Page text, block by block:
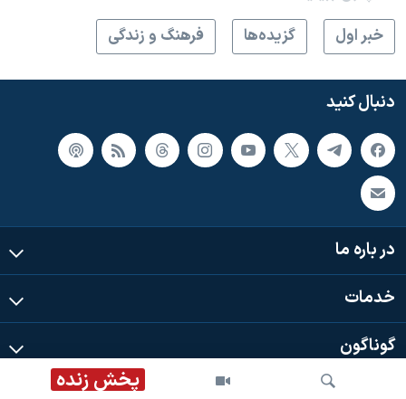
پخش زنده
خبر اول
گزيده‌ها فرهنگ و زندگی
دنبال کنید
در باره ما
خدمات
گوناگون